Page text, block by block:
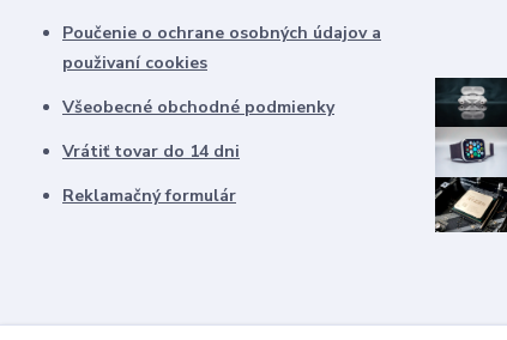
Poučenie o ochrane osobných údajov a
použivaní cookies
Všeobecné obchodné podmienky
Vrátiť tovar do 14 dni
Reklamačný formulár